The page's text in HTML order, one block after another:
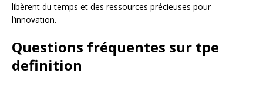
libèrent du temps et des ressources précieuses pour
l’innovation.
Questions fréquentes sur tpe
definition